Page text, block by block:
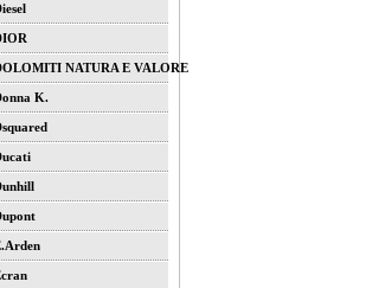
NATURA E VALORE
K.